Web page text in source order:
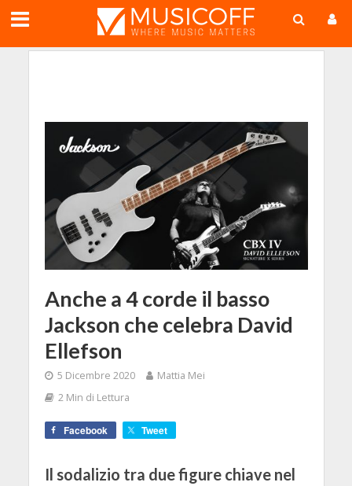
Anche a 4 corde il basso
Jackson che celebra David
Ellefson
5 Dicembre 2020
Mattia Mei
2 Min di Lettura
Facebook Tweet
Il sodalizio tra due figure chiave nel